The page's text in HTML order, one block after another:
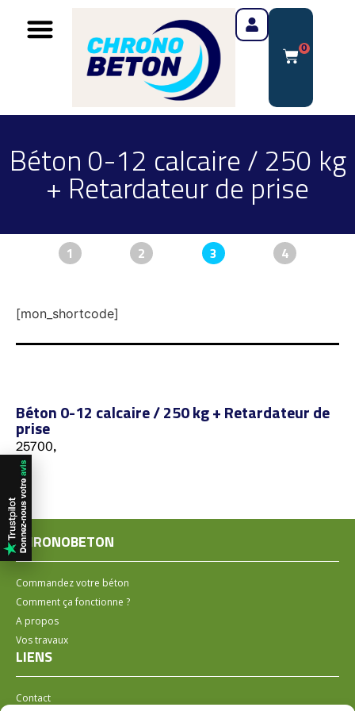
0
Béton 0-12 calcaire / 250 kg
+ Retardateur de prise
1 2 3 4
[mon_shortcode]
Béton 0-12 calcaire / 250 kg + Retardateur de
prise
25700,
CHRONOBETON
Commandez votre béton
Comment ça fonctionne ?
A propos
Vos travaux
LIENS
Contact